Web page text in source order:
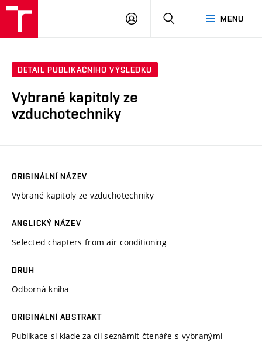
MENU
PŘIHLÁSIT
DETAIL PUBLIKAČNÍHO VÝSLEDKU
Vybrané kapitoly ze
vzduchotechniky
ORIGINÁLNÍ NÁZEV
Vybrané kapitoly ze vzduchotechniky
ANGLICKÝ NÁZEV
Selected chapters from air conditioning
DRUH
Odborná kniha
ORIGINÁLNÍ ABSTRAKT
Publikace si klade za cíl seznámit čtenáře s vybranými